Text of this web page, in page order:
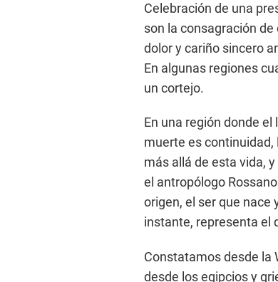
Celebración de una
son la consagración
dolor y cariño sincero
En algunas regiones
un cortejo.
En una región donde
muerte es
más allá de esta vida,
el antropólogo
origen, el ser que nace
instante, representa el
Constatamos desde la
desde los egipcios y